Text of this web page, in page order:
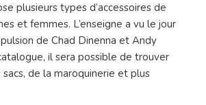
plusieurs types d’accessoires de
et femmes. L’enseigne a vu le jour
de Chad Dinenna et Andy
il sera possible de trouver
de la maroquinerie et plus